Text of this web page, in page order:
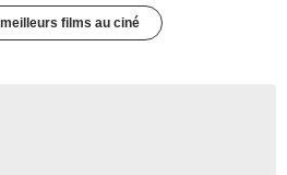
films au ciné